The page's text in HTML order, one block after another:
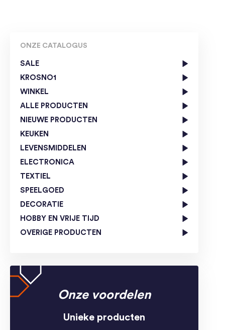
ONZE CATALOGUS
SALE
KROSNO1
WINKEL
ALLE PRODUCTEN
NIEUWE PRODUCTEN
KEUKEN
LEVENSMIDDELEN
ELECTRONICA
TEXTIEL
SPEELGOED
DECORATIE
HOBBY EN VRIJE TIJD
OVERIGE PRODUCTEN
Onze voordelen
Unieke producten